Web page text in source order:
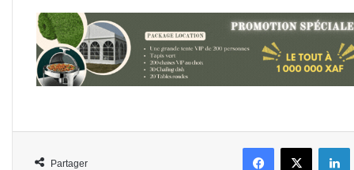
Partager
FacebookX